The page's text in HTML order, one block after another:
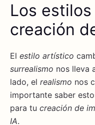
Los
creación
El estilo artístico
surrealismo nos lleva
lado, el realismo nos
importante saber
para tu creación de
IA.